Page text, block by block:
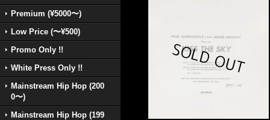
Premium (¥5000〜)
Low Price (〜¥500)
Promo Only !!
White Press Only !!
Mainstream Hip Hop (200
0〜)
Mainstream Hip Hop (199